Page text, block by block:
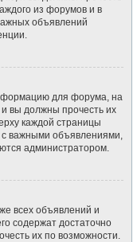
из форумов и в
объявлений
для форума, на
вы должны прочесть их
каждой страницы
с важными объявлениями,
администратором.
всех объявлений и
содержат достаточно
их по возможности.